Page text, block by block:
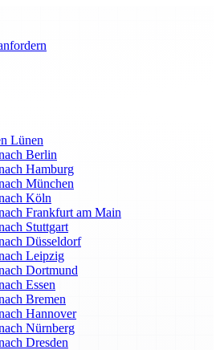
Lünen
Berlin
Hamburg
München
Köln
Frankfurt am Main
Stuttgart
Düsseldorf
Leipzig
Dortmund
Essen
Bremen
Hannover
Nürnberg
Dresden